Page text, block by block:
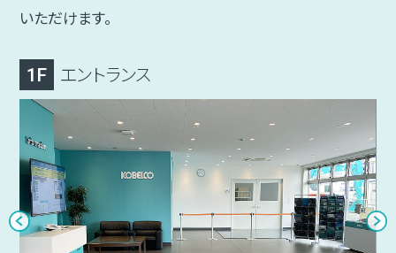
いただけます。
1F エントランス